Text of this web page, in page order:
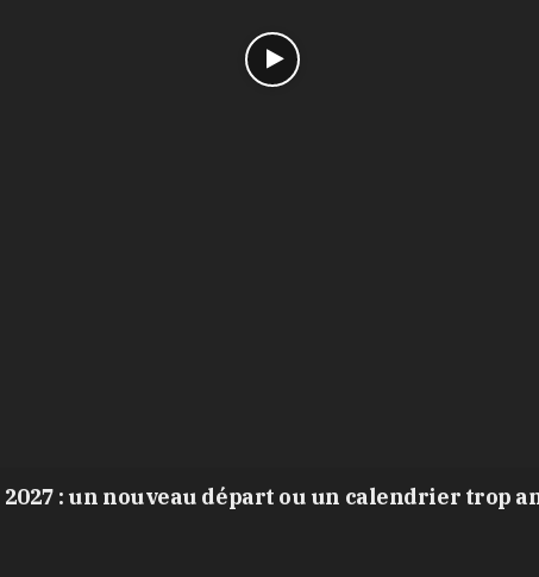
2027 : un nouveau départ ou un calendrier trop